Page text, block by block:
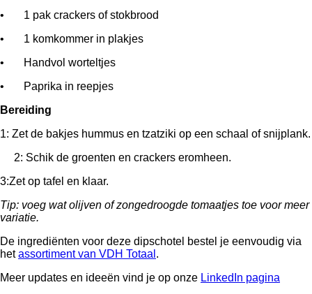
• 1 pak crackers of stokbrood
• 1 komkommer in plakjes
• Handvol worteltjes
• Paprika in reepjes
Bereiding
1: Zet de bakjes hummus en tzatziki op een schaal of snijplank.
2: Schik de groenten en crackers eromheen.
3:Zet op tafel en klaar.
Tip: voeg wat olijven of zongedroogde tomaatjes toe voor meer
variatie.
De ingrediënten voor deze dipschotel bestel je eenvoudig via
hetassortiment van VDH Totaal .
Meer updates en ideeën vind je op onze LinkedIn pagina